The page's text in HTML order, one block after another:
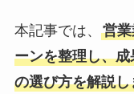
本記事では、 営
ーンを整理し、
の選び方を解説し